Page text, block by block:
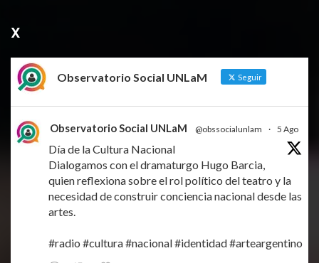
X
Observatorio Social UNLaM Seguir
Observatorio Social UNLaM @obssocialunlam · 5 Ago
Día de la Cultura Nacional
Dialogamos con el dramaturgo Hugo Barcia,
quien reflexiona sobre el rol político del teatro y la
necesidad de construir conciencia nacional desde las
artes.
#radio #cultura#nacional#identidad#arteargentino